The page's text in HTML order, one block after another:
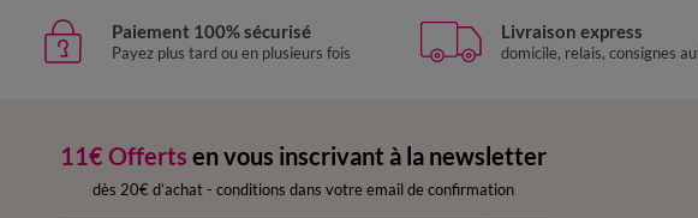
Paiement 100% sécurisé
Payez plus tard ou en plusieurs fois
Livraison express
domicile, relais, consignes
11€ Offerts en vous inscrivant à la newsletter
dès 20€ d’achat - conditions dans votre email de confirmation